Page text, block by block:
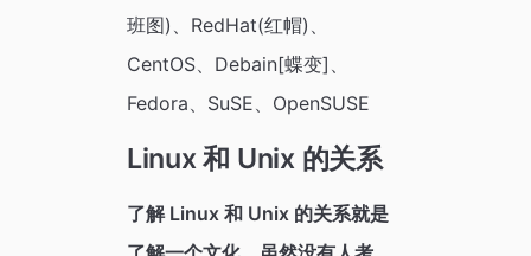
班图)、RedHat(红帽)、
CentOS、Debain[蝶变]、
Fedora、SuSE、OpenSUSE
Linux 和 Unix 的关系
了解 Linux 和 Unix 的关系就是